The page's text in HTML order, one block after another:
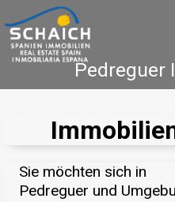
Pedreguer
Home Costa
Agencia
Sie möchten sich in
Pedreguer und